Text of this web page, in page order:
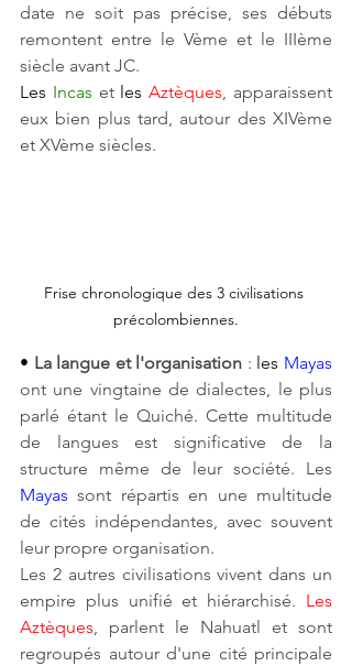
date ne soit pas précise, ses débuts
remontent entre le Vème et le IIIème
siècle avant JC.
Les Incas et les Aztèques, apparaissent
eux bien plus tard, autour des XIVème
et XVème siècles.
Frise chronologique des 3 civilisations
précolombiennes.
• La langue et l'organisation : les Mayas
ont une vingtaine de dialectes, le plus
parlé étant le Quiché. Cette multitude
de langues est significative de la
Mayas sont répartis en une multitude
de cités indépendantes, avec souvent
leur propre organisation.
Les 2 autres civilisations vivent dans un
empire plus unifié et hiérarchisé. Les
Aztèques, parlent le Nahuatl et sont
regroupés autour d'une cité principale